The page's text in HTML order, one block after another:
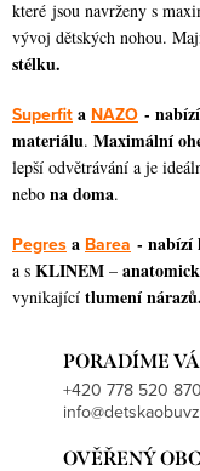
s
u
které jsou navrženy s
vývoj dětských nohou.
stélku.
Superfit a NAZO -
materiálu. Maximální
lepší odvětrávání a je
nebo na doma.
Pegres a Barea - nabízí
a s KLINEM –
vynikající tlumení nárazů.
PORADÍME
+420 778 520
OVĚŘENÝ